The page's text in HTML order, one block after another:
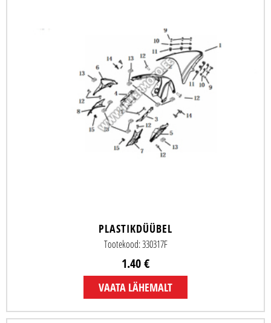
PLASTIKDÜÜBEL
Tootekood: 330317F
1.40 €
VAATA LÄHEMALT